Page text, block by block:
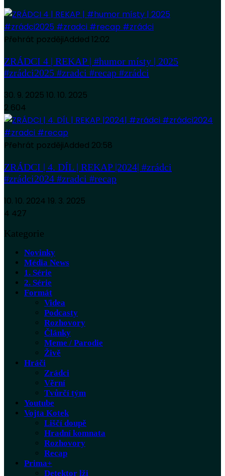
Přehrát pozdějiAdded 12:02
ZRÁDCI 4 | REKAP | #humor místy | 2025
#zrádci2025 #zradci #recap #zrádci
30. 9. 2025 10. 10. 2025
2 604
Přehrát pozdějiAdded 20:58
ZRÁDCI | 4. DÍL | REKAP |2024| #zrádci
#zrádci2024 #zradci #recap
10. 10. 2024 19. 3. 2025
4 427
Kategorie
Novinky
Média News
1. Série
2. Série
Formát
Videa
Podcasty
Rozhovory
Články
Meme / Parodie
Živě
Hráči
Zrádci
Věrní
Tvůrčí tým
Youtube
Vojta Kotek
Liščí doupě
Hradní komnata
Rozhovory
Recap
Prima+
Detektor lži